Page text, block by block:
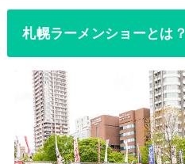
札幌ラーメンショーとは？